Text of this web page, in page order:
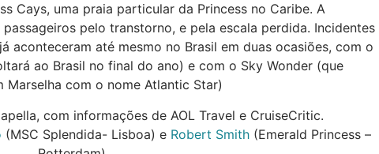
Cays, uma praia particular da Princess no Caribe. A
pelo transtorno, e pela escala perdida. Incidentes
aconteceram até mesmo no Brasil em duas ocasiões, com o
ao Brasil no final do ano) e com o Sky Wonder (que
com o nome Atlantic Star)
com informações de AOL Travel e CruiseCritic.
(MSC Splendida- Lisboa) e Robert Smith (Emerald Princess –